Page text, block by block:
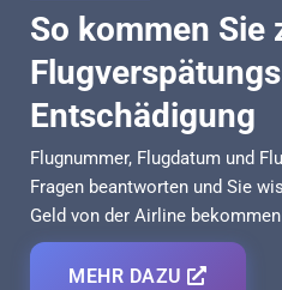
So kommen Sie
Flugverspätungs
Entschädigung
Flugnummer, Flugdatum und
Fragen beantworten und Sie
Geld von der Airline
MEHR DAZU